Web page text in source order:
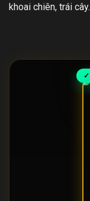
khoai chiên, trái cây.
✓